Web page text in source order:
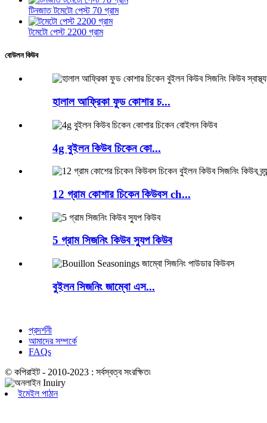
টিনজাত টমেটো পেস্ট 70 গ্রাম
টমেটো পেস্ট 2200 গ্রাম
বোউলন কিউব
হালাল আফ্রিকা ফুড কোশার চ...
4g বুইলন কিউব চিকেন কো...
12 গ্রাম কোশার চিকেন কিউবস ch...
5 গ্রাম সিজনিং কিউব স্যুপ কিউব
বুইলন সিজনিং জাম্বো এস...
প্রদর্শনী
আমাদের সম্পর্কে
FAQs
© কপিরাইট - 2010-2023 : সর্বস্বত্ব সংরক্ষিত৷
ইমেইল পাঠান